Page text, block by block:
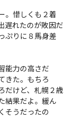
。惜しくも２着
遅れたのが敗因だ
ぷりに８馬身差
能力の高さだ
きた。もちろ
だけど、札幌２歳
結果だよ。緩ん
そうだったの